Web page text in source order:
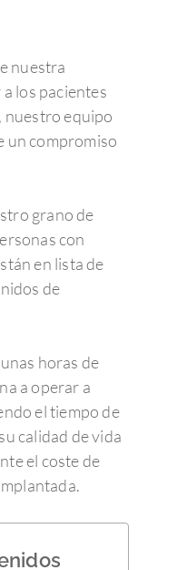
nuestra
los pacientes
nuestro equipo
un compromiso
grano de
con
en lista de
de
horas de
a operar a
el tiempo de
calidad de vida
el coste de